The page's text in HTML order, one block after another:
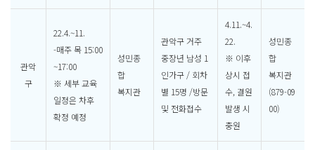
관악
구
22.4.~11.
-매주 목 15:00
~17:00
※ 세부 교육
일정은 차후
확정 예정
성민종
합
복지관
관악구 거주
중장년 남성 1
인가구 / 회차
별 15명 /방문
및 전화접수
4.11.~4.
22.
※ 이후
상시 접
수, 결원
발생 시
충원
성민종
합
복지관
(879-09
00)